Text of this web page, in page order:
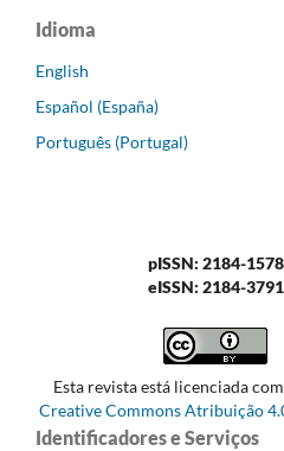
Idioma
English
Español (España)
Português (Portugal)
pISSN: 2184-1578
eISSN: 2184-3791
Esta revista está licenciada
Creative Commons Atribuição
Identificadores e Serviços